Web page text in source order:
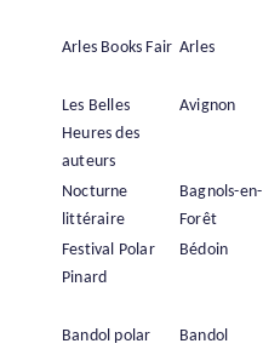
Arles Books Fair Arles
Les Belles
Heures des
auteurs
Avignon
Nocturne
littéraire
Bagnols-en-
Forêt
Festival Polar
Pinard
Bédoin
Bandol polar
Bandol